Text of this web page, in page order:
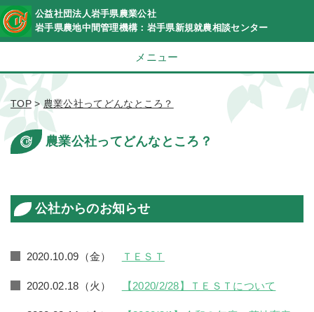
公益社団法人岩手県農業公社
岩手県農地中間管理機構：岩手県新規就農相談センター
メニュー
TOP>農業公社ってどんなところ？
農業公社ってどんなところ？
公社からのお知らせ
2020.10.09（金） ＴＥＳＴ
2020.02.18（火） 【2020/2/28】ＴＥＳＴについて